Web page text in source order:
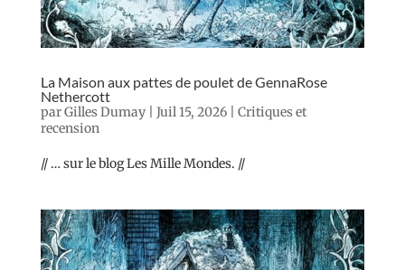
La Maison aux pattes de poulet de GennaRose
Nethercott
parGilles Dumay| Juil 15, 2026| Critiques et
recension
// … sur le blog Les Mille Mondes. //